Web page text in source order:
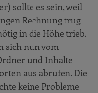
sollte es sein, weil
Rechnung trug
in die Höhe trieb.
sich nun vom
und Inhalte
aus abrufen. Die
keine Probleme